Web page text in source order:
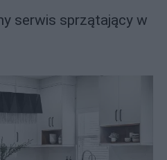
serwis sprzątający w